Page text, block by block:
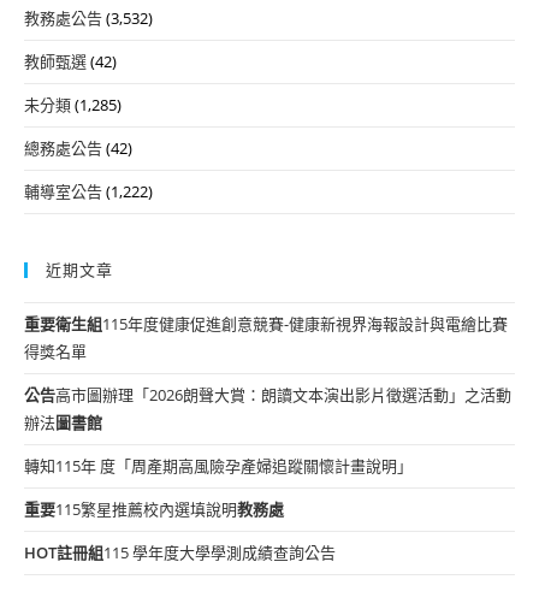
教務處公告(3,532)
教師甄選(42)
未分類(1,285)
總務處公告(42)
輔導室公告(1,222)
近期文章
重要衛生組115年度健康促進創意競賽-健康新視界海報設計與電繪比賽
得獎名單
公告高市圖辦理「2026朗聲大賞：朗讀文本演出影片徵選活動」之活動
辦法圖書館
轉知115年 度「周產期高風險孕產婦追蹤關懷計畫說明」
重要115繁星推薦校內選填說明教務處
HOT註冊組115 學年度大學學測成績查詢公告